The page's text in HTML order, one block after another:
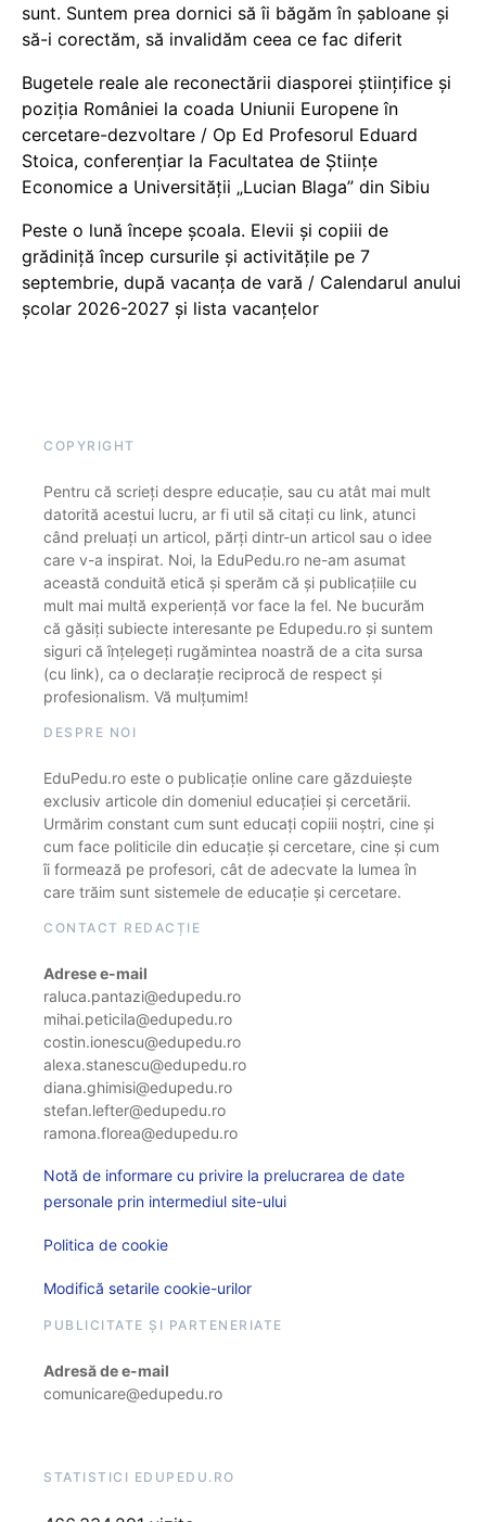
sunt. Suntem prea dornici să îi băgăm în șabloane și
să-i corectăm, să invalidăm ceea ce fac diferit
Bugetele reale ale reconectării diasporei științifice și
poziția României la coada Uniunii Europene în
cercetare-dezvoltare / Op Ed Profesorul Eduard
Stoica, conferențiar la Facultatea de Științe
Economice a Universității „Lucian Blaga” din Sibiu
Peste o lună începe școala. Elevii și copiii de
grădiniță încep cursurile și activitățile pe 7
septembrie, după vacanța de vară / Calendarul anului
școlar 2026-2027 și lista vacanțelor
COPYRIGHT
Pentru că scrieți despre educație, sau cu atât mai mult
datorită acestui lucru, ar fi util să citați cu link, atunci
când preluați un articol, părți dintr-un articol sau o idee
care v-a inspirat. Noi, la EduPedu.ro ne-am asumat
această conduită etică și sperăm că și publicațiile cu
mult mai multă experiență vor face la fel. Ne bucurăm
că găsiți subiecte interesante pe Edupedu.ro și suntem
siguri că înțelegeți rugămintea noastră de a cita sursa
(cu link), ca o declarație reciprocă de respect și
profesionalism. Vă mulțumim!
DESPRE NOI
EduPedu.ro este o publicație online care găzduiește
exclusiv articole din domeniul educației și cercetării.
Urmărim constant cum sunt educați copiii noștri, cine și
cum face politicile din educație și cercetare, cine și cum
îi formează pe profesori, cât de adecvate la lumea în
care trăim sunt sistemele de educație și cercetare.
CONTACT REDACȚIE
Adrese e-mail
raluca.pantazi@edupedu.ro
mihai.peticila@edupedu.ro
costin.ionescu@edupedu.ro
alexa.stanescu@edupedu.ro
diana.ghimisi@edupedu.ro
stefan.lefter@edupedu.ro
ramona.florea@edupedu.ro
Notă de informare cu privire la prelucrarea de date
personale prin intermediul site-ului
Politica de cookie
Modifică setarile cookie-urilor
PUBLICITATE ȘI PARTENERIATE
Adresă de e-mail
comunicare@edupedu.ro
STATISTICI EDUPEDU.RO